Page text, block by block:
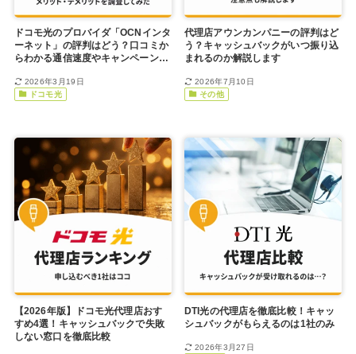
ドコモ光のプロバイダ「OCNインタ
ーネット」の評判はどう？口コミか
らわかる通信速度やキャンペーンを
2026年3月19日
ドコモ光
代理店アウンカンパニーの評判はど
う？キャッシュバックがいつ振り込
まれるのか解説します
2026年7月10日
その他
【2026年版】ドコモ光代理店おす
すめ4選！キャッシュバックで失敗
しない窓口を徹底比較
DTI光の代理店を徹底比較！キャッ
シュバックがもらえるのは1社のみ
2026年3月27日